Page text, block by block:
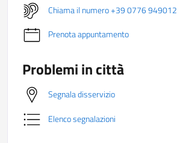
Chiama il numero +39 0776 949012
Prenota appuntamento
Problemi in città
Segnala disservizio
Elenco segnalazioni